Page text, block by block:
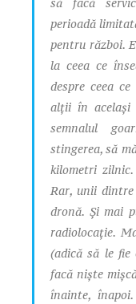
perioadă
pentru război.
la ceea ce
despre ceea
alții în același
semnalul
stingerea, să
kilometri
Rar, unii dintre
dronă. Și mai
radiolocație.
(adică să le
facă niște
înainte,